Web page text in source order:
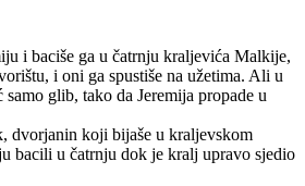
i baciše ga u čatrnju kraljevića Malkije,
i oni ga spustiše na užetima. Ali u
glib, tako da Jeremija propade u
dvorjanin koji bijaše u kraljevskom
bacili u čatrnju dok je kralj upravo sjedio